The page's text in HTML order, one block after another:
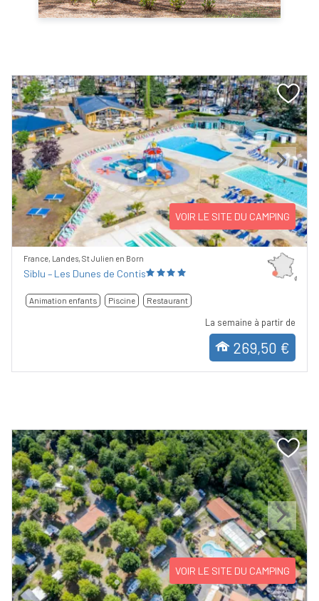
Previous Next
VOIR LE SITE DU CAMPING
France, Landes, St Julien en Born
Siblu – Les Dunes de Contis
Animation enfants Piscine Restaurant
La semaine à partir de
269,50 €
Previous Next
VOIR LE SITE DU CAMPING